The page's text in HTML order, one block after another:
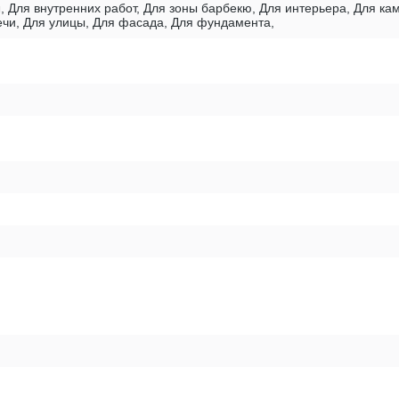
Для внутренних работ, Для зоны барбекю, Для интерьера, Для
Для улицы, Для фасада, Для фундамента,